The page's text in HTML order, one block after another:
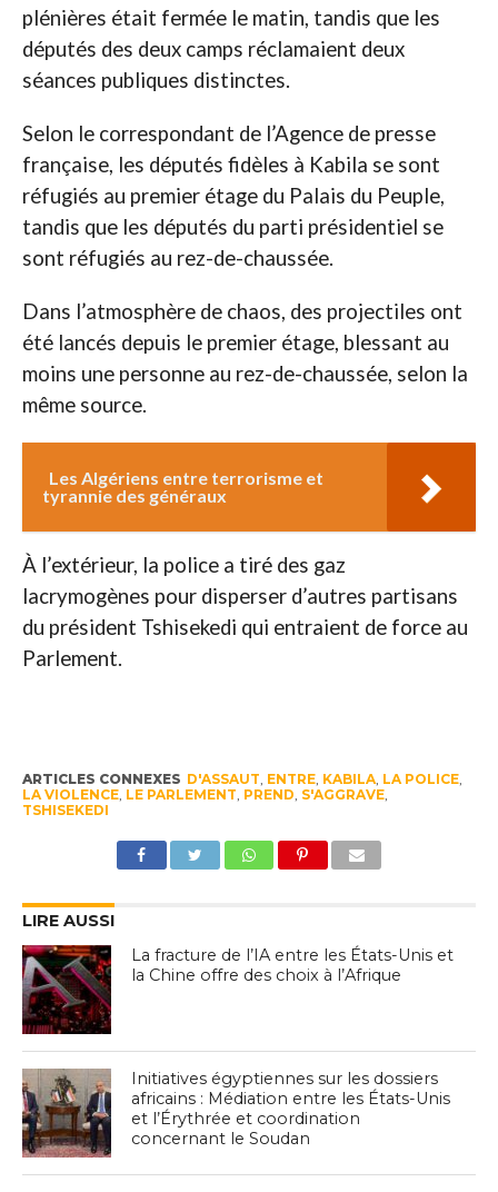
plénières était fermée le matin, tandis que les
députés des deux camps réclamaient deux
séances publiques distinctes.
Selon le correspondant de l’Agence de presse
française, les députés fidèles à Kabila se sont
réfugiés au premier étage du Palais du Peuple,
tandis que les députés du parti présidentiel se
sont réfugiés au rez-de-chaussée.
Dans l’atmosphère de chaos, des projectiles ont
été lancés depuis le premier étage, blessant au
moins une personne au rez-de-chaussée, selon la
même source.
Les Algériens entre terrorisme et
tyrannie des généraux
À l’extérieur, la police a tiré des gaz
lacrymogènes pour disperser d’autres partisans
du président Tshisekedi qui entraient de force au
Parlement.
ARTICLES CONNEXES D'ASSAUT ENTRE, KABILA, LA POLICE,
LA VIOLENCE, LE PARLEMENT PREND S'AGGRAVE,
TSHISEKEDI
LIRE AUSSI
La fracture de l’IA entre les États-Unis et
la Chine offre des choix à l’Afrique
Initiatives égyptiennes sur les dossiers
africains : Médiation entre les États-Unis
et l’Érythrée et coordination
concernant le Soudan